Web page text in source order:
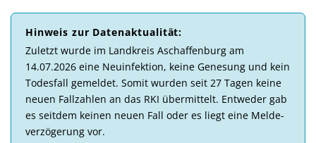
Hinweis zur Daten­aktuali­tät:
Zu­letzt wurde im Landkreis Aschaffenburg am
14.07.2026 eine Neu­in­fek­tion, keine Ge­ne­sung und kein
Todes­fall ge­mel­det. So­mit wur­den seit 27 Tagen keine
neuen Fall­zahlen an das RKI über­mittelt. Ent­weder gab
es seit­dem kei­nen neuen Fall oder es liegt eine Melde­
ver­zö­ge­rung vor.